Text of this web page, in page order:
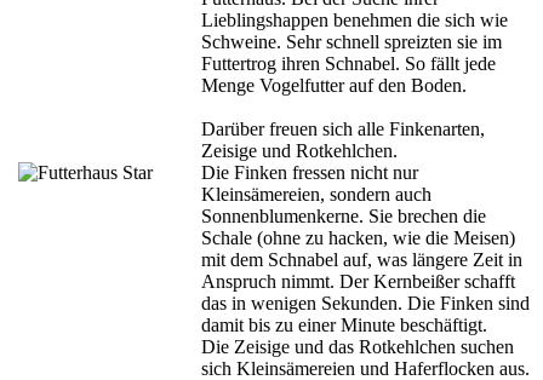
Lieblingshappen benehmen die sich wie
Schweine. Sehr schnell spreizten sie im
Futtertrog ihren Schnabel. So fällt jede
Menge Vogelfutter auf den Boden.
Darüber freuen sich alle Finkenarten,
Zeisige und Rotkehlchen.
Die Finken fressen nicht nur
Kleinsämereien, sondern auch
Sonnenblumenkerne. Sie brechen die
Schale (ohne zu hacken, wie die Meisen)
mit dem Schnabel auf, was längere Zeit in
Anspruch nimmt. Der Kernbeißer schafft
das in wenigen Sekunden. Die Finken sind
damit bis zu einer Minute beschäftigt.
Die Zeisige und das Rotkehlchen suchen
sich Kleinsämereien und Haferflocken aus.